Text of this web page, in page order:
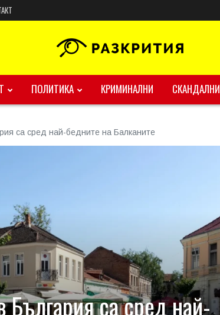
ПОЛИТИКА КРИМИНАЛНИ СКАНДАЛНИ
са сред най-бедните на Балканите
са сред най-